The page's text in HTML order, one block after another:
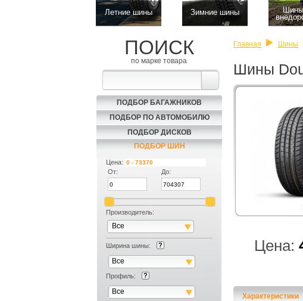
Летние шины Зимние шины
ПОИСК
по марке товара
ПОДБОР БАГАЖНИКОВ
ПОДБОР ПО АВТОМОБИЛЮ
ПОДБОР ДИСКОВ
ПОДБОР ШИН
Цена:
От:
До:
Производитель:
Все
Ширина шины:
Все
Профиль:
Все
Главная Шины
Шины
Цена:
Характеристики